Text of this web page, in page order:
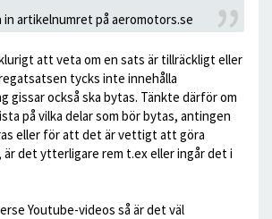
in artikelnumret på aeromotors.se
att veta om en sats är tillräckligt eller
tycks inte innehålla
gissar också ska bytas. Tänkte därför om
på vilka delar som bör bytas, antingen
eller för att det är vettigt att göra
är det ytterligare rem t.ex eller ingår det i
Youtube-videos så är det väl